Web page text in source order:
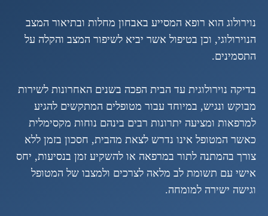
נוירולוג הוא רופא המסייע באבחון מחלות ובתיאור המצב
הנוירולוגי, וכן בטיפול אשר יביא לשיפור המצב והקלה על
התסמינים.
בדיקה נוירולוגית עד הבית הפכה בשנים האחרונות לשירות
מבוקש ונגיש, במיוחד עבור מטופלים המתקשים להגיע
למרפאות ומציעה יתרונות רבים בינהם נוחות מקסימלית
כאשר המטופל אינו נדרש לצאת מהבית, חסכון בזמן ללא
צורך בהמתנה לתור במרפאה או להשקיע זמן בנסיעות, יחס
אישי עם תשומת לב מלאה לצרכים ולמצבו של המטופל
וגישה ישירה למומחה.